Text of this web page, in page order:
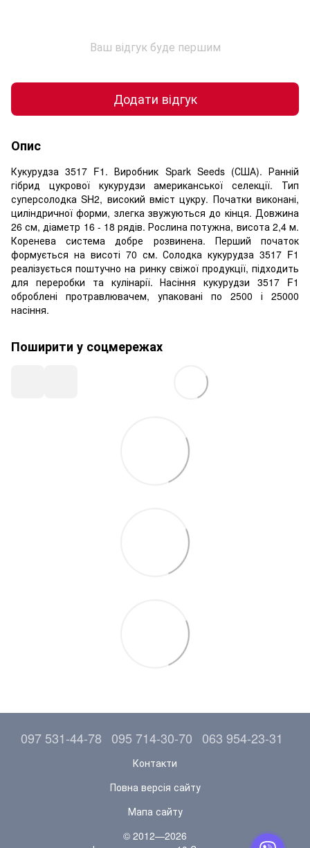
Ваш відгук буде першим
Додати відгук
Опис
Кукурудза 3517 F1. Виробник Spark Seeds (США). Ранній
гібрид цукрової кукурудзи американської селекції. Тип
суперсолодка SH2, високий вміст цукру. Початки виконані,
циліндричної форми, злегка звужуються до кінця. Довжина
26 см, діаметр 16 - 18 рядів. Рослина потужна, висота 2,4 м.
Коренева система добре розвинена. Перший початок
формується на висоті 70 см. Солодка кукурудза 3517 F1
реалізується поштучно на ринку свіжої продукції, підходить
для переробки та кулінарії. Насіння кукурудзи 3517 F1
оброблені протравлювачем, упаковані по 2500 і 25000
насіння.
Поширити у соцмережах
097 531-44-78 095 714-30-70 063 954-23-31
Контакти
Повна версія сайту
Мапа сайту
© 2012—2026